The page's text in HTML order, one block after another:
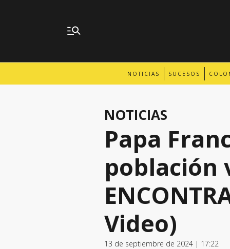
NOTICIAS SUCESOS
NOTICIAS
Papa
población
Video)
13 de septiembre de 2024 | 17:22